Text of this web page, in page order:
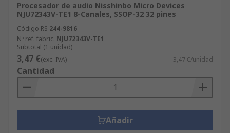
Procesador de audio Nisshinbo Micro Devices
NJU72343V-TE1 8-Canales, SSOP-32 32 pines
Código RS 244-9816
Nº ref. fabric. NJU72343V-TE1
Subtotal (1 unidad)
3,47 €(exc. IVA) 3,47 €/unidad
Cantidad
Añadir